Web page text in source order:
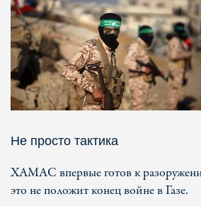
Не просто тактика
ХАМАС впервые готов к
это не положит конец войне в Газе.